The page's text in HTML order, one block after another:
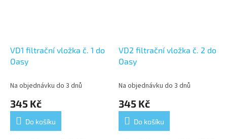
VD1 filtrační vložka č. 1 do
Oasy
Na objednávku do 3 dnů
345 Kč
Do košíku
VD2 filtrační vložka č. 2 do
Oasy
Na objednávku do 3 dnů
345 Kč
Do košíku